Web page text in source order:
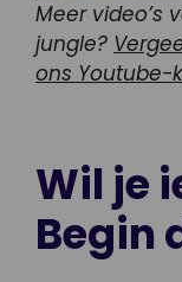
Meer video’s
jungle?
ons Youtube-
Wil je
Begin